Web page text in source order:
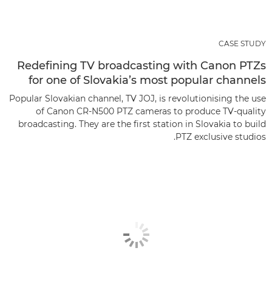
CASE STUDY
Redefining TV broadcasting with Canon PTZs
for one of Slovakia’s most popular channels
Popular Slovakian channel, TV JOJ, is revolutionising the use
of Canon CR-N500 PTZ cameras to produce TV-quality
broadcasting. They are the first station in Slovakia to build
PTZ exclusive studios.